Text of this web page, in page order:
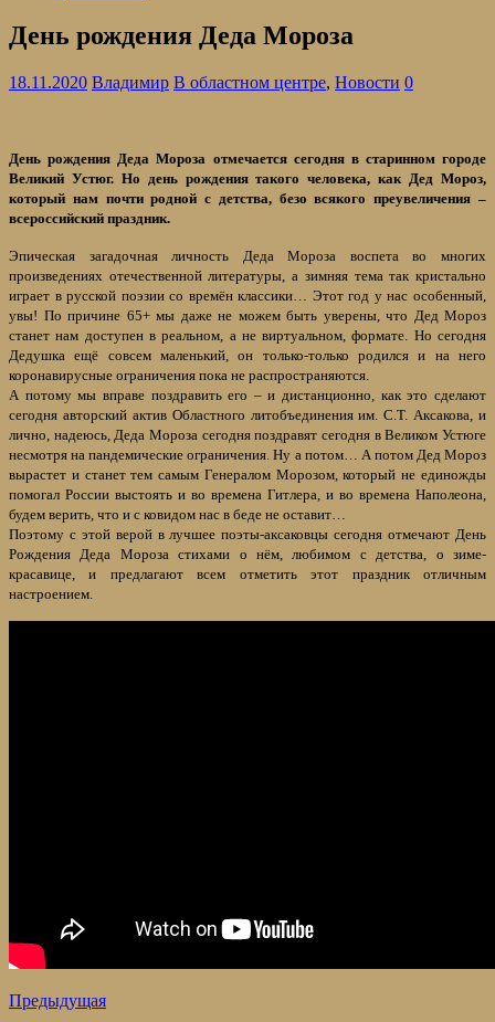
День рождения Деда Мороза
18.11.2020 Владимир В областном центре, Новости 0
День рождения Деда Мороза отмечается сегодня в старинном городе
Великий Устюг. Но день рождения такого человека, как Дед Мороз,
который нам почти родной с детства, безо всякого преувеличения –
всероссийский праздник.
Эпическая загадочная личность Деда Мороза воспета во многих
произведениях отечественной литературы, а зимняя тема так кристально
играет в русской поэзии со времён классики… Этот год у нас особенный,
увы! По причине 65+ мы даже не можем быть уверены, что Дед Мороз
станет нам доступен в реальном, а не виртуальном, формате. Но сегодня
Дедушка ещё совсем маленький, он только-только родился и на него
коронавирусные ограничения пока не распространяются.
А потому мы вправе поздравить его – и дистанционно, как это сделают
сегодня авторский актив Областного литобъединения им. С.Т. Аксакова, и
лично, надеюсь, Деда Мороза сегодня поздравят сегодня в Великом Устюге
несмотря на пандемические ограничения. Ну а потом… А потом Дед Мороз
вырастет и станет тем самым Генералом Морозом, который не единожды
помогал России выстоять и во времена Гитлера, и во времена Наполеона,
будем верить, что и с ковидом нас в беде не оставит…
Поэтому с этой верой в лучшее поэты-аксаковцы сегодня отмечают День
Рождения Деда Мороза стихами о нём, любимом с детства, о зиме-
красавице, и предлагают всем отметить этот праздник отличным
настроением.
Предыдущая